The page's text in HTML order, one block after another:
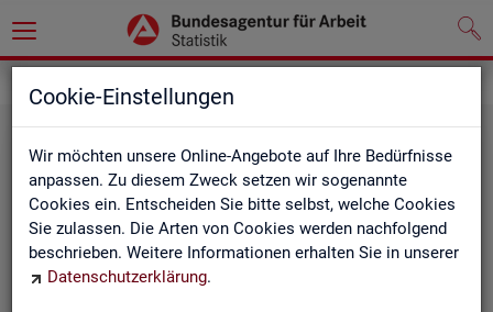
Cookie-Einstellungen
Wir möchten unsere Online-Angebote auf Ihre Bedürfnisse
anpassen. Zu diesem Zweck setzen wir sogenannte
Cookies ein. Entscheiden Sie bitte selbst, welche Cookies
Sie zulassen. Die Arten von Cookies werden nachfolgend
beschrieben. Weitere Informationen erhalten Sie in unserer
Datenschutzerklärung.